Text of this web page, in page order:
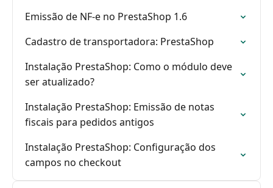
Emissão de NF-e no PrestaShop 1.6
Cadastro de transportadora: PrestaShop
Instalação PrestaShop: Como o módulo deve
ser atualizado?
Instalação PrestaShop: Emissão de notas
fiscais para pedidos antigos
Instalação PrestaShop: Configuração dos
campos no checkout